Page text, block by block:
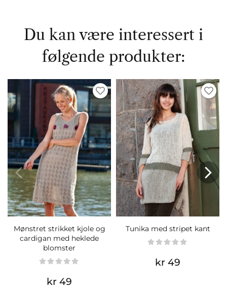
Du kan være interessert i
følgende produkter:
Mønstret strikket kjole og
cardigan med heklede
blomster
kr 49
Tunika med stripet kant
kr 49